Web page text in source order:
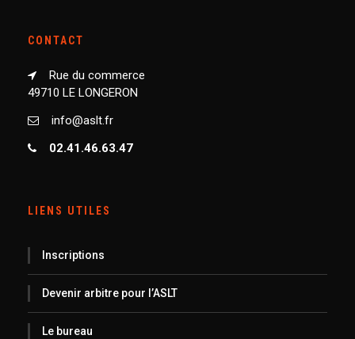
CONTACT
Rue du commerce
49710 LE LONGERON
info@aslt.fr
02.41.46.63.47
LIENS UTILES
Inscriptions
Devenir arbitre pour l’ASLT
Le bureau